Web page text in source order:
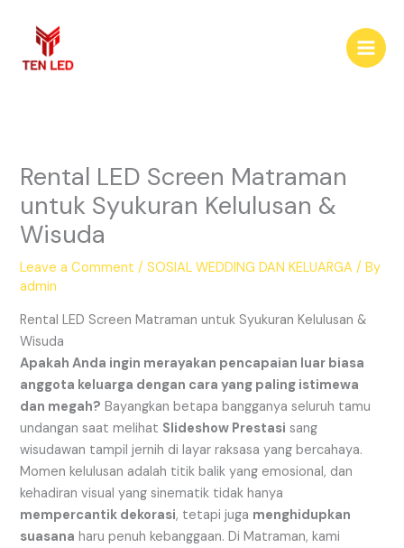
content
Rental LED Screen Matraman
untuk Syukuran Kelulusan &
Wisuda
Leave a Comment /SOSIAL WEDDING DAN KELUARGA / By
admin
Rental LED Screen Matraman untuk Syukuran Kelulusan &
Wisuda
Apakah Anda ingin merayakan pencapaian luar biasa
anggota keluarga dengan cara yang paling istimewa
dan megah? Bayangkan betapa bangganya seluruh tamu
undangan saat melihat Slideshow Prestasi sang
wisudawan tampil jernih di layar raksasa yang bercahaya.
Momen kelulusan adalah titik balik yang emosional, dan
kehadiran visual yang sinematik tidak hanya
mempercantik dekorasi, tetapi juga menghidupkan
suasana haru penuh kebanggaan. Di Matraman, kami